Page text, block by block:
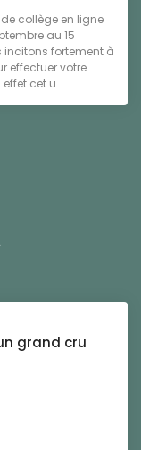
collège en ligne
au 15
incitons fortement à
effectuer votre
cet u ...
grand cru